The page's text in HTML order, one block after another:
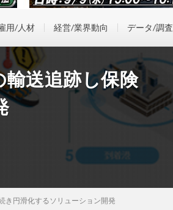
用/人材 経営/業界動向 データ/調査
送追跡し保険
き円滑化するソリューション開発